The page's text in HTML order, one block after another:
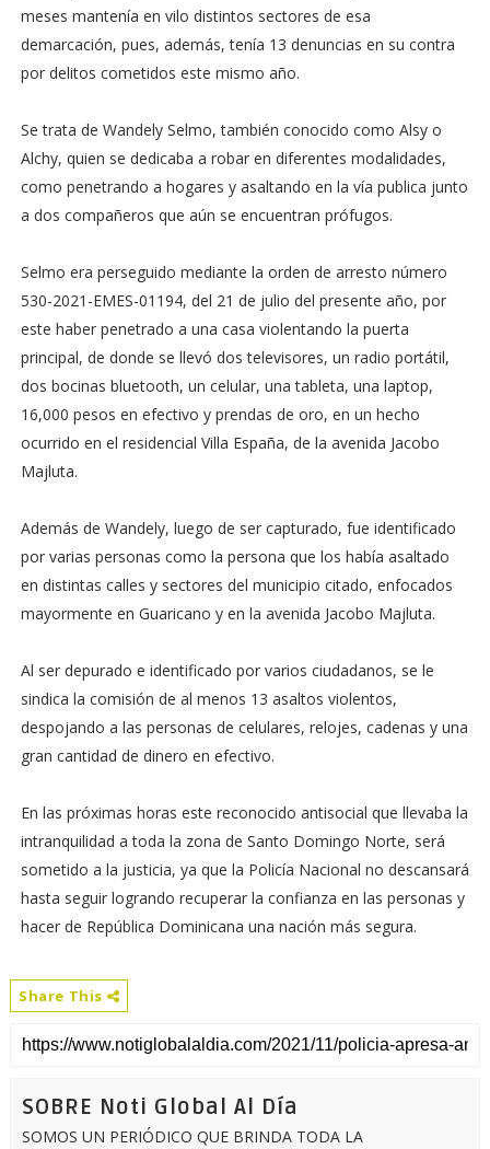
meses mantenía en vilo distintos sectores de esa
demarcación, pues, además, tenía 13 denuncias en su contra
por delitos cometidos este mismo año.
Se trata de Wandely Selmo, también conocido como Alsy o
Alchy, quien se dedicaba a robar en diferentes modalidades,
como penetrando a hogares y asaltando en la vía publica junto
a dos compañeros que aún se encuentran prófugos.
Selmo era perseguido mediante la orden de arresto número
530-2021-EMES-01194, del 21 de julio del presente año, por
este haber penetrado a una casa violentando la puerta
principal, de donde se llevó dos televisores, un radio portátil,
dos bocinas bluetooth, un celular, una tableta, una laptop,
16,000 pesos en efectivo y prendas de oro, en un hecho
ocurrido en el residencial Villa España, de la avenida Jacobo
Majluta.
Además de Wandely, luego de ser capturado, fue identificado
por varias personas como la persona que los había asaltado
en distintas calles y sectores del municipio citado, enfocados
mayormente en Guaricano y en la avenida Jacobo Majluta.
Al ser depurado e identificado por varios ciudadanos, se le
sindica la comisión de al menos 13 asaltos violentos,
despojando a las personas de celulares, relojes, cadenas y una
gran cantidad de dinero en efectivo.
En las próximas horas este reconocido antisocial que llevaba la
intranquilidad a toda la zona de Santo Domingo Norte, será
sometido a la justicia, ya que la Policía Nacional no descansará
hasta seguir logrando recuperar la confianza en las personas y
hacer de República Dominicana una nación más segura.
Share This
SOBRE Noti Global Al Día
SOMOS UN PERIÓDICO QUE BRINDA TODA LA